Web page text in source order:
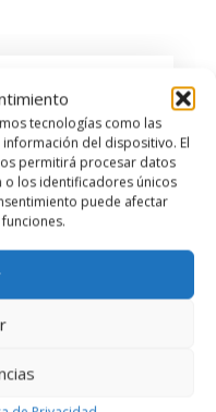
tecnologías como las
del dispositivo. El
permitirá procesar datos
los identificadores únicos
puede afectar
101
de
2022
Vandal
Palma Formar